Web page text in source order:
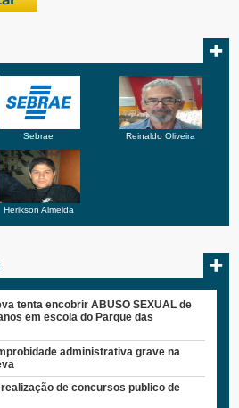
Sebrae Reinaldo Oliveira
Herikson Almeida
tenta encobrir ABUSO SEXUAL de
em escola do Parque das
administrativa grave na
de concursos publico de